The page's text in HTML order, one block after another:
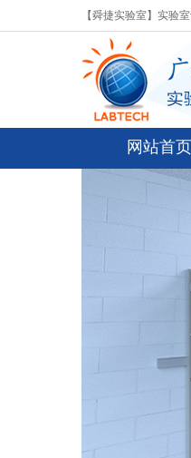
【舜捷实验室】实验
网站首页